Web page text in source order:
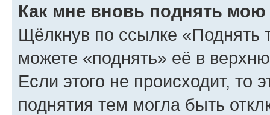
Как мне вновь поднять мою
Щёлкнув по ссылке «Поднять
можете «поднять» её в
Если этого не происходит, то
поднятия тем могла быть